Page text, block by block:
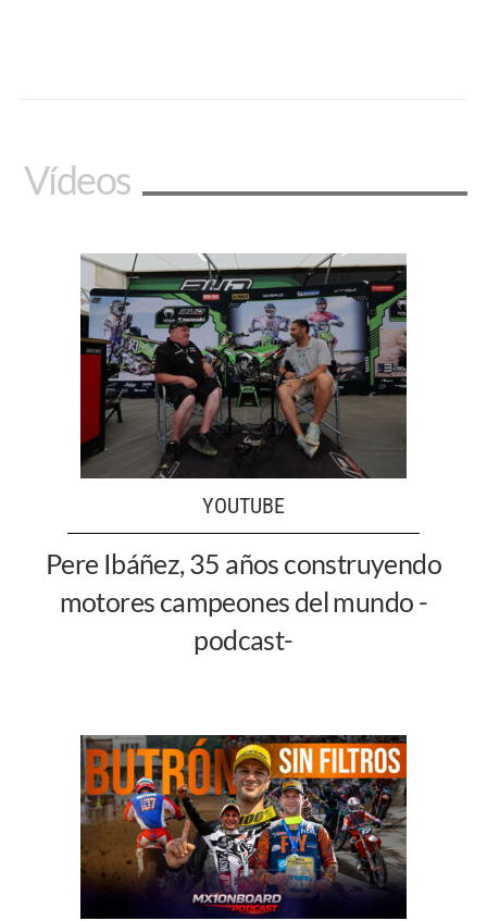
Vídeos
YOUTUBE
Pere Ibáñez, 35 años construyendo
motores campeones del mundo -
podcast-